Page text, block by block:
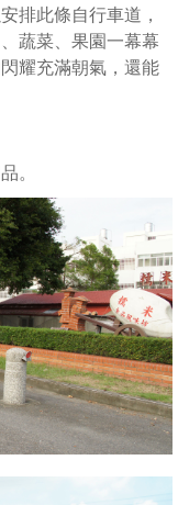
排此條自行車道，
蔬菜、果園一幕幕
耀充滿朝氣，還能
。